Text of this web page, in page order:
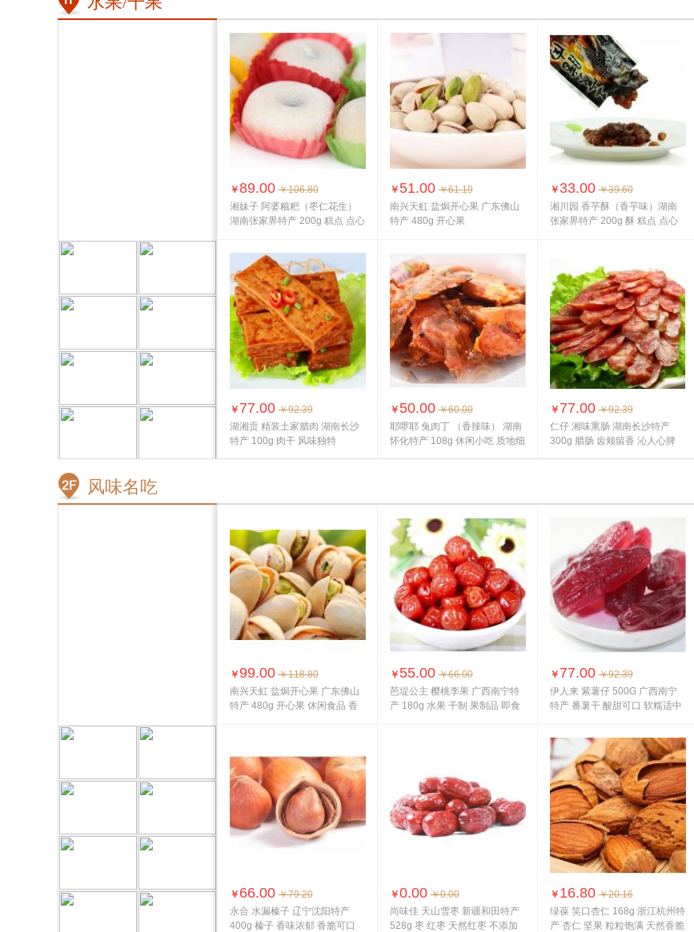
了圣德玺 酱鸭脖 湖南长沙特产
88g 鸭脖 湖南风味 纯正美味 健
圣德玺 酱鸭脖 湖南长沙特产
88g 鸭脖 湖南风味 纯正美味 健
testuser（安庆）28分钟前购买
￥89.00 ￥106.80
湘妹子 阿婆糍粑（枣仁花生）
湖南张家界特产 200g 糕点 点心
￥ 51.00 ￥61.19
南兴天虹 盐焗开心果 广东佛山
特产 480g 开心果
￥ 33.00 ￥39.60
湘川园 香芋酥（香芋味）湖南
张家界特产 200g 酥 糕点 点心
￥ 77.00 ￥92.39
湖湘贡 精装土家腊肉 湖南长沙
特产 100g 肉干 风味独特
￥ 50.00 ￥60.00
耶啰耶 兔肉丁 （香辣味） 湖南
怀化特产 108g 休闲小吃 质地细
￥ 77.00 ￥92.39
仁仔 湘味熏肠 湖南长沙特产
300g 腊肠 齿颊留香 沁人心脾
风味名吃
￥ 99.00 ￥118.80
南兴天虹 盐焗开心果 广东佛山
特产 480g 开心果 休闲食品 香
￥ 55.00 ￥66.00
芭堤公主 樱桃李果 广西南宁特
产 180g 水果 干制 果制品 即食
￥ 77.00 ￥92.39
伊人来 紫薯仔 500G 广西南宁
特产 番薯干 酸甜可口 软糯适中
￥ 66.00 ￥79.20
永合 水漏榛子 辽宁沈阳特产
400g 榛子 香味浓郁 香脆可口
￥0.00 ￥0.00
尚味佳 天山雪枣 新疆和田特产
528g 枣 红枣 天然红枣 不添加
￥ 16.80 ￥20.16
绿葆 笑口杏仁 168g 浙江杭州特
产 杏仁 坚果 粒粒饱满 天然香脆